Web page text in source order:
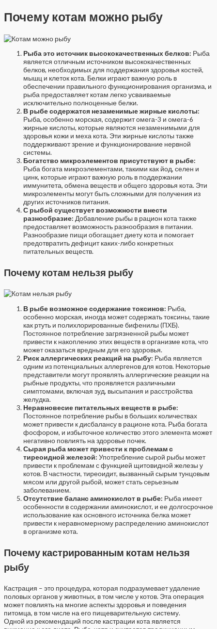
Почему котам можно рыбу
Рыба это источник высококачественных белков: Рыба
является отличным источником высококачественных
белков, необходимых для поддержания здоровья костей,
мышц и клеток кота. Белки играют важную роль в
обеспечении правильного функционирования организма, и
рыба предоставляет котам легко усваиваемые
исключительно полноценные белки.
В рыбе содержатся незаменимые жирные кислоты:
Рыба, особенно морская, содержит омега-3 и омега-6
жирные кислоты, которые являются незаменимыми для
здоровья кожи и меха кота. Эти жирные кислоты также
поддерживают зрение и функционирование нервной
системы.
Богатство микроэлементов присутствуют в рыбе:
Рыба богата микроэлементами, такими как йод, селен и
цинк, которые играют важную роль в поддержании
иммунитета, обмена веществ и общего здоровья кота. Эти
микроэлементы могут быть сложными для получения из
других источников питания.
С рыбой существует возможности внести
разнообразие: Добавление рыбы в рацион кота также
предоставляет возможность разнообразия в питании.
Разнообразие пищи обогащает диету кота и помогает
предотвратить дефицит каких-либо конкретных
питательных веществ.
Почему котам нельзя рыбу
В рыбе возможное содержание токсинов: Рыба,
особенно морская, иногда может содержать токсины, такие
как ртуть и полихлорированные бифенилы (ПХБ).
Постоянное потребление загрязненной рыбы может
привести к накоплению этих веществ в организме кота, что
может оказаться вредным для его здоровья.
Риск аллергических реакций на рыбу: Рыба является
одним из потенциальных аллергенов для котов. Некоторые
представители могут проявлять аллергические реакции на
рыбные продукты, что проявляется различными
симптомами, включая зуд, высыпания и расстройства
желудка.
Неравновесие питательных веществ в рыбе:
Постоянное потребление рыбы в больших количествах
может привести к дисбалансу в рационе кота. Рыба богата
фосфором, и избыточное количество этого элемента может
негативно повлиять на здоровье почек.
Сырая рыба может привести к проблемам с
тиреоидной железой: Употребление сырой рыбы может
привести к проблемам с функцией щитовидной железы у
котов. В частности, тиреоидит, вызванный сырым тунцовым
мясом или другой рыбой, может стать серьезным
заболеванием.
Отсутствие баланс аминокислот в рыбе: Рыба имеет
особенности в содержании аминокислот, и ее долгосрочное
использование как основного источника белка может
привести к неравномерному распределению аминокислот
в организме кота.
Почему кастрированным котам нельзя
рыбу
Кастрация – это процедура, которая подразумевает удаление
половых органов у животных, в том числе у котов. Эта операция
может повлиять на многие аспекты здоровья и поведения
питомца, в том числе на его пищеварительную систему.
Одной из рекомендаций после кастрации кота является